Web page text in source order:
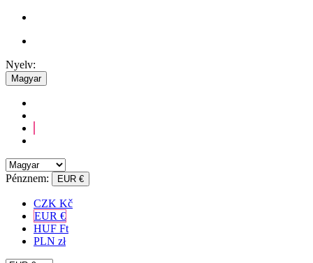
Nyelv:
Magyar
Pénznem: EUR €
CZK Kč
EUR €
HUF Ft
PLN zł